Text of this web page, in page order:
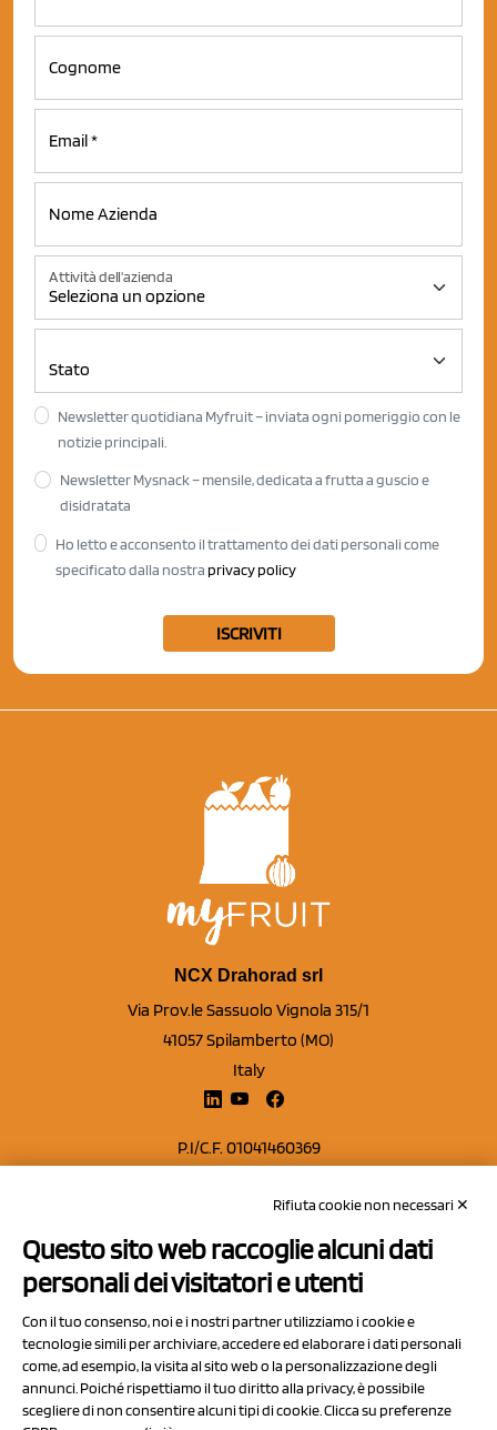
Attività dell'azienda
Newsletter quotidiana Myfruit – inviata ogni pomeriggio con le
notizie principali.
Newsletter Mysnack – mensile, dedicata a frutta a guscio e
disidratata
Ho letto e acconsento il trattamento dei dati personali come
specificato dalla nostra privacy policy
ISCRIVITI
NCX Drahorad srl
Via Prov.le Sassuolo Vignola 315/1
41057 Spilamberto (MO)
Italy
P.I/C.F. 01041460369
Capitale sociale Euro 50.000,00 i.v.
Contatti
Privacy Policy
Cookie Policy
Chi Siamo
Rifiuta cookie non necessari ✕
Questo sito web raccoglie alcuni dati
personali dei visitatori e utenti
Con il tuo consenso, noi e i nostri partner utilizziamo i cookie e
tecnologie simili per archiviare, accedere ed elaborare i dati personali
come, ad esempio, la visita al sito web o la personalizzazione degli
annunci. Poiché rispettiamo il tuo diritto alla privacy, è possibile
scegliere di non consentire alcuni tipi di cookie. Clicca su preferenze